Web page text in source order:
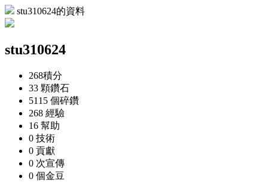
stu310624的資料
stu310624
268積分
33 顆鑽石
5115 個碎鑽
268 經驗
16 幫助
0 技術
0 貢獻
0 次宣傳
0 個金豆